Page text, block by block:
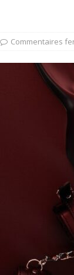
Commentaires